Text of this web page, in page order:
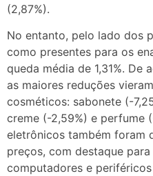
(2,87%).
No entanto, pelo lado dos
como presentes para os
queda média de 1,31%. De
as maiores reduções
cosméticos: sabonete (-
creme (-2,59%) e perfume
eletrônicos também foram
preços, com destaque
computadores e